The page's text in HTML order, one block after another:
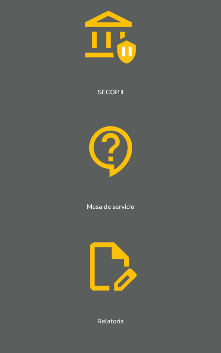
SECOP II
Mesa de servicio
Relatoria